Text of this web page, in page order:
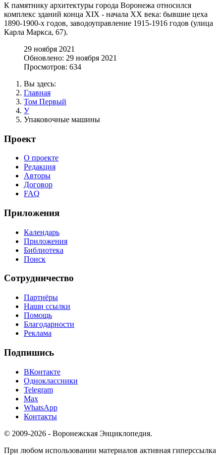
К памятнику архитектуры города Воронежа относился
комплекс зданий конца XIX - начала XX века: бывшие цеха
1890-1900-х годов, заводоуправление 1915-1916 годов (улица
Карла Маркса, 67).
29 ноября 2021
Обновлено: 29 ноября 2021
Просмотров: 634
Вы здесь:
Главная
Том Первый
У
Упаковочные машины
Проект
О проекте
Редакция
Авторы
Договор
FAQ
Приложения
Календарь
Приложения
Библиотека
Поиск
Сотрудничество
Партнёры
Наши ссылки
Помощь
Благодарности
Реклама
Подпишись
ВКонтакте
Одноклассники
Telegram
Max
WhatsApp
Контакты
© 2009-2026 - Воронежская Энциклопедия.
При любом использовании материалов активная гиперссылка